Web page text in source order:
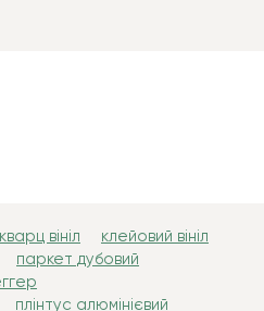
вініл
клейовий вініл
паркет дубовий
плінтус алюмінієвий